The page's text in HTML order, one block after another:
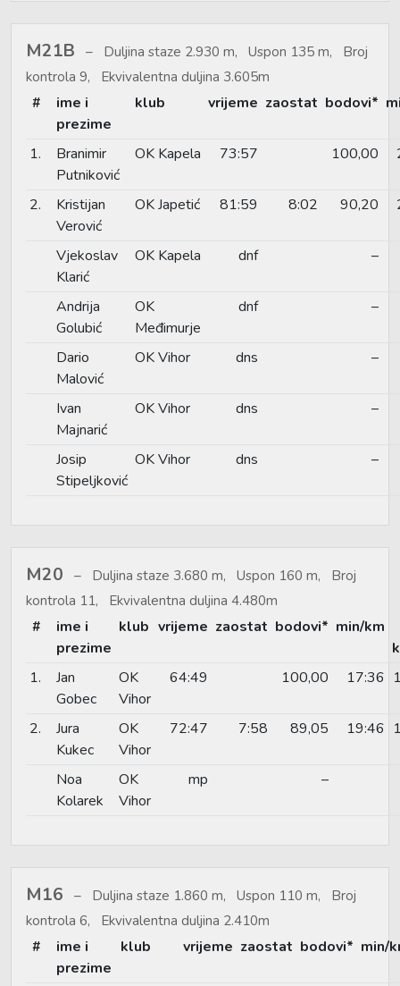
M21B
Duljina staze 2.930 m, Uspon 135 m, Broj
kontrola 9, Ekvivalentna duljina 3.605m
#
ime i
prezime
klub vrijeme zaostat bodovi*
1.
Branimir
Putniković
OK Kapela 73:57 100,00
2.
Kristijan
Verović
OK Japetić 81:59 8:02 90,20
Vjekoslav
Klarić
OK Kapela dnf –
Andrija
Golubić
OK
Međimurje
dnf –
Dario
Malović
OK Vihor dns –
Ivan
Majnarić
OK Vihor dns –
Josip
Stipeljković
OK Vihor dns –
M20
Duljina staze 3.680 m, Uspon 160 m, Broj
kontrola 11, Ekvivalentna duljina 4.480m
#
ime i
prezime
klub vrijeme zaostat bodovi* min/km
1.
Jan
Gobec
OK
Vihor
64:49 100,00 17:36
2.
Jura
Kukec
OK
Vihor
72:47 7:58 89,05 19:46
Noa
Kolarek
OK
Vihor
mp –
M16
Duljina staze 1.860 m, Uspon 110 m, Broj
kontrola 6, Ekvivalentna duljina 2.410m
#
ime i
prezime
klub vrijeme zaostat bodovi* min/